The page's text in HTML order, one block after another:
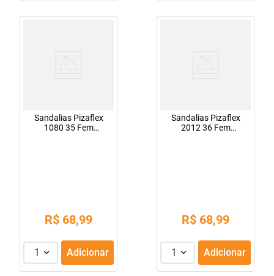
Sandalias Pizaflex
1080 35 Fem
R$ 68,99
1 Adicionar
Sandalias Pizaflex
2012 36 Fem
R$ 68,99
1 Adicionar